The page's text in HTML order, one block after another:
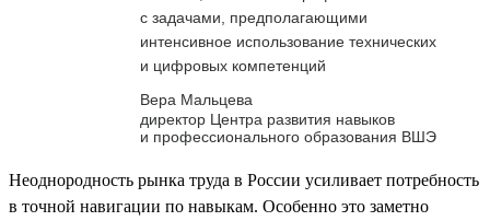
с задачами, предполагающими
интенсивное использование технических
и цифровых компетенций
Вера Мальцева
директор Центра развития навыков
и профессионального образования ВШЭ
Неоднородность рынка труда в России усиливает потребность
в точной навигации по навыкам. Особенно это заметно